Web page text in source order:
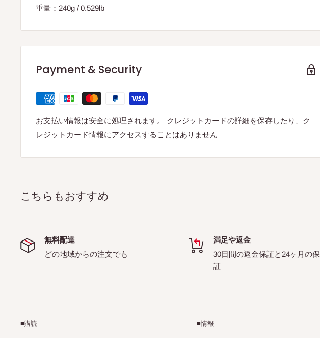
重量：240g / 0.529lb
Payment & Security
お支払い情報は安全に処理されます。 クレジットカードの詳細を保存したり、ク
レジットカード情報にアクセスすることはありません
こちらもおすすめ
無料配達
どの地域からの注文でも
満足や返金
30日間の返金保証と24ヶ月の保
証
■購読 ■情報